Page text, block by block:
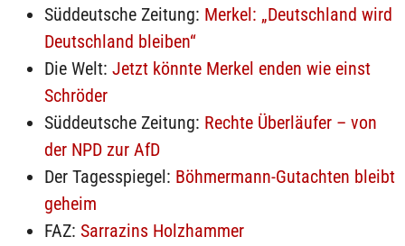
Süddeutsche Zeitung: Merkel: „Deutschland wird
Deutschland bleiben“
Die Welt: Jetzt könnte Merkel enden wie einst
Schröder
Süddeutsche Zeitung: Rechte Überläufer – von
der NPD zur AfD
Der Tagesspiegel: Böhmermann-Gutachten bleibt
geheim
FAZ: Sarrazins Holzhammer